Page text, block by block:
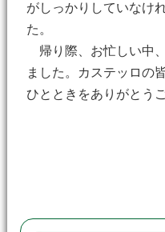
がしっかりしていなけ
た。
帰り際、お忙しい中
ました。カステッロの
ひとときをありがとう